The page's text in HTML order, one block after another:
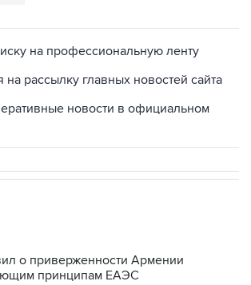
на профессиональную ленту
на рассылку главных новостей сайта
новости в официальном
о приверженности Армении
принципам ЕАЭС